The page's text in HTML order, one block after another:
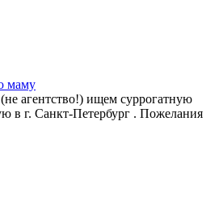
маму
агентство!) ищем суррогатную
в г. Санкт-Петербург . Пожелания